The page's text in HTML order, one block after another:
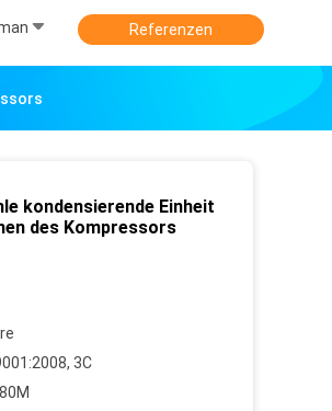
Referenzen
kondensierende Einheit
des Kompressors
3C